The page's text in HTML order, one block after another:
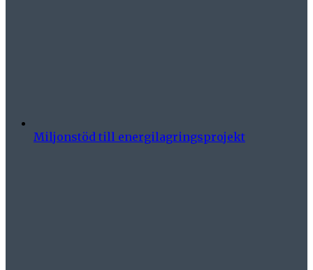
Miljonstöd till energilagringsprojekt